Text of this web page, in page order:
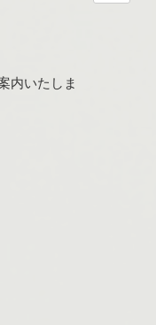
内いたしま